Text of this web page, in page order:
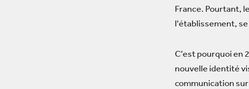
France. Pourtant,
l'établissement, se
C’est pourquoi en
nouvelle identité
communication